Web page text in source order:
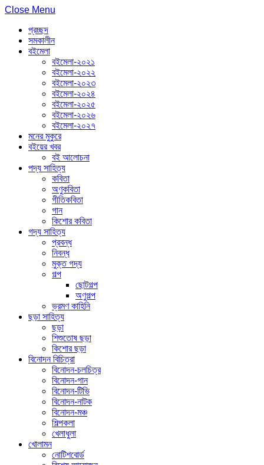
Close Menu
প্রচ্ছদ
সমকালীন
বইমেলা
বইমেলা-২০২১
বইমেলা-২০২২
বইমেলা-২০২৩
বইমেলা-২০২৪
বইমেলা-২০২৫
বইমেলা-২০২৬
বইমেলা-২০২৭
মনের মুকুরে
বইয়ের খবর
বই আলোচনা
পদ্য সাহিত্য
কবিতা
অণুকবিতা
গীতিকবিতা
গান
কিশোর কবিতা
গদ্য সাহিত্য
প্রবন্ধ
নিবন্ধ
মুক্ত গদ্য
গল্প
ছোটগল্প
অণুগল্প
ভ্রমণ কাহিনি
ছড়া সাহিত্য
ছড়া
শিশুতোষ ছড়া
কিশোর ছড়া
বিনোদন বিচিত্রা
বিনোদন-চলচিত্র
বিনোদন-গান
বিনোদন-টিভি
বিনোদন-নাটক
বিনোদন-মঞ্চ
শিল্পকলা
খেলাধুলা
খোলামন
নোটিশবোর্ড